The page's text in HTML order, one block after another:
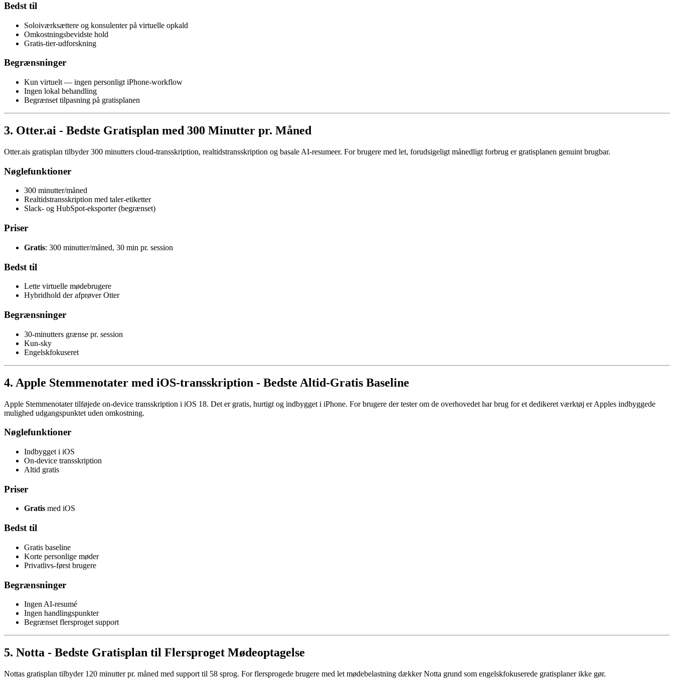
Bedst til
Soloiværksættere og konsulenter på virtuelle opkald
Omkostningsbevidste hold
Gratis-tier-udforskning
Begrænsninger
Kun virtuelt — ingen personligt iPhone-workflow
Ingen lokal behandling
Begrænset tilpasning på gratisplanen
3. Otter.ai - Bedste Gratisplan med 300 Minutter pr. Måned
Otter.ais gratisplan tilbyder 300 minutters cloud-transskription, realtidstransskription og basale AI-resumeer. For brugere med let, forudsigeligt månedligt forbrug er gratisplanen genuint brugbar.
Nøglefunktioner
300 minutter/måned
Realtidstransskription med taler-etiketter
Slack- og HubSpot-eksporter (begrænset)
Priser
Gratis: 300 minutter/måned, 30 min pr. session
Bedst til
Lette virtuelle mødebrugere
Hybridhold der afprøver Otter
Begrænsninger
30-minutters grænse pr. session
Kun-sky
Engelskfokuseret
4. Apple Stemmenotater med iOS-transskription - Bedste Altid-Gratis Baseline
Apple Stemmenotater tilføjede on-device transskription i iOS 18. Det er gratis, hurtigt og indbygget i iPhone. For brugere der tester om de overhovedet har brug for et dedikeret værktøj er Apples indbyggede
mulighed udgangspunktet uden omkostning.
Nøglefunktioner
Indbygget i iOS
On-device transskription
Altid gratis
Priser
Gratis med iOS
Bedst til
Gratis baseline
Korte personlige møder
Privatlivs-først brugere
Begrænsninger
Ingen AI-resumé
Ingen handlingspunkter
Begrænset flersproget support
5. Notta - Bedste Gratisplan til Flersproget Mødeoptagelse
Nottas gratisplan tilbyder 120 minutter pr. måned med support til 58 sprog. For flersprogede brugere med let mødebelastning dækker Notta grund som engelskfokuserede gratisplaner ikke gør.